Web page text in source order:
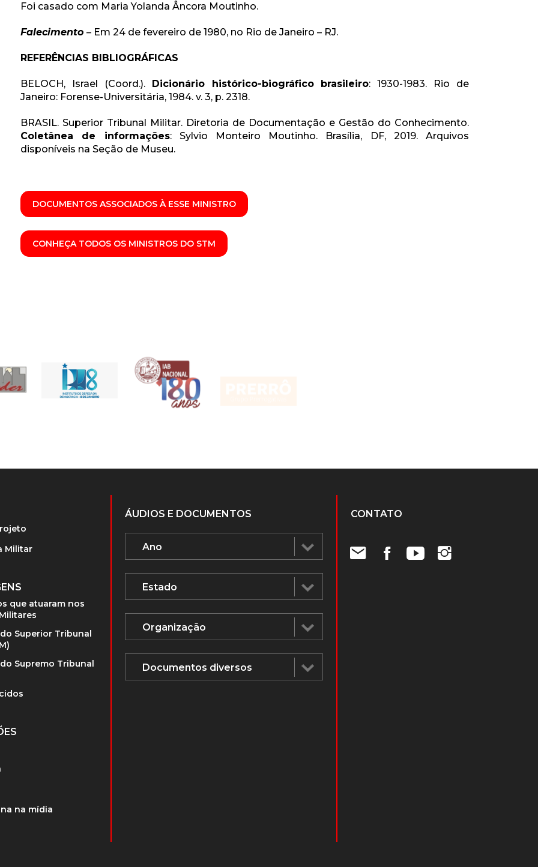
Foi casado com Maria Yolanda Âncora Moutinho.
Falecimento– Em 24 de fevereiro de 1980, no Rio de Janeiro – RJ.
REFERÊNCIAS BIBLIOGRÁFICAS
BELOCH, Israel (Coord.). Dicionário histórico-biográfico brasileiro: 1930-1983. Rio de
Janeiro: Forense-Universitária, 1984. v. 3, p. 2318.
BRASIL. Superior Tribunal Militar. Diretoria de Documentação e Gestão do Conhecimento.
Coletânea de informações: Sylvio Monteiro Moutinho. Brasília, DF, 2019. Arquivos
disponíveis na Seção de Museu.
DOCUMENTOS ASSOCIADOS À ESSE MINISTRO
CONHEÇA TODOS OS MINISTROS DO STM
Militar
que atuaram nos
Superior Tribunal
Supremo Tribunal
na mídia
ÁUDIOS E DOCUMENTOS CONTATO